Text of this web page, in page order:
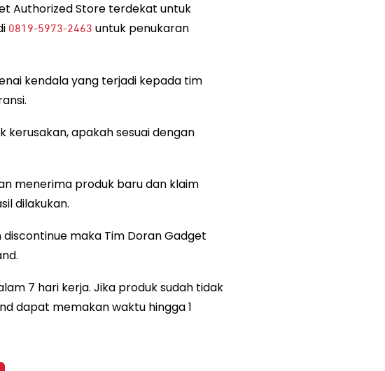
Authorized Store terdekat untuk
0819-5973-2463 untuk penukaran
kendala yang terjadi kepada tim
kerusakan, apakah sesuai dengan
menerima produk baru dan klaim
dilakukan.
maka Tim Doran Gadget
7 hari kerja. Jika produk sudah tidak
dapat memakan waktu hingga 1